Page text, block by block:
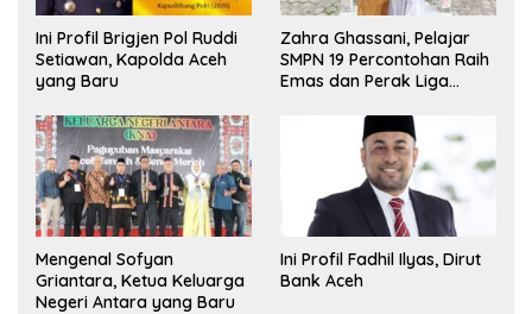
Ini Profil Brigjen Pol Ruddi
Setiawan, Kapolda Aceh
yang Baru
Zahra Ghassani, Pelajar
SMPN 19 Percontohan Raih
Emas dan Perak Liga
Mengenal Sofyan
Griantara, Ketua Keluarga
Negeri Antara yang Baru
Ini Profil Fadhil Ilyas, Dirut
Bank Aceh